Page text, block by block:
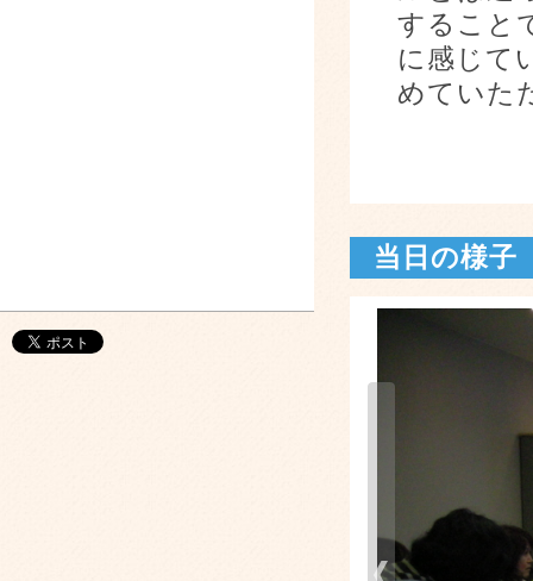
すること
に感じて
めていた
当日の様子